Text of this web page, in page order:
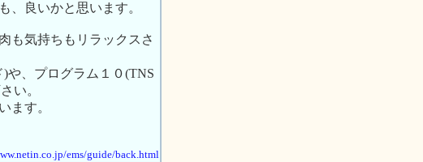
、良いかと思います。
も気持ちもリラックスさ
や、プログラム１０(TNS
い。
ます。
ems/guide/back.html